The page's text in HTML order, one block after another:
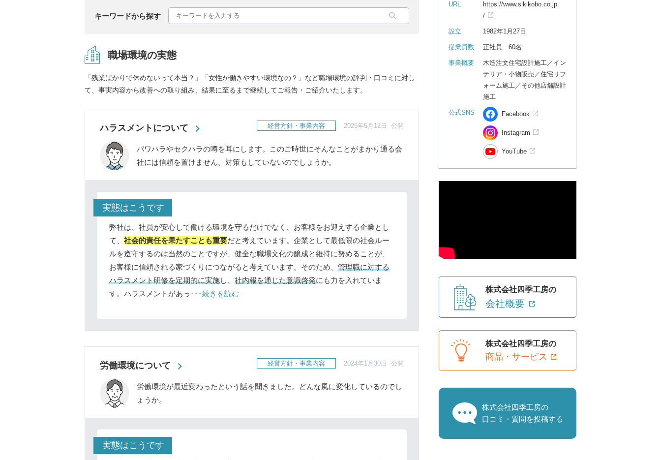
キーワードから探す
職場環境の実態
「残業ばかりで休めないって本当？」「女性が働きやすい環境なの？」など職場環境の評判・口コミに対し
て、事実内容から改善への取り組み、結果に至るまで継続してご報告・ご紹介いたします。
ハラスメントについて 経営方針・事業内容 2025年5月12日 公開
パワハラやセクハラの噂を耳にします。このご時世にそんなことがまかり通る会
社には信頼を置けません。対策もしていないのでしょうか。
実態はこうです
弊社は、社員が安心して働ける環境を守るだけでなく、お客様をお迎えする企業とし
て、 社会的責任を果たすことも重要だと考えています。企業として最低限の社会ルー
ルを遵守するのは当然のことですが、健全な職場文化の醸成と維持に努めることが、
お客様に信頼される家づくりにつながると考えています。そのため、 管理職に対する
ハラスメント研修を定期的に実施し、 社内報を通じた意識啓発にも力を入れていま
す。ハラスメントがあっ ･･･続きを読む
労働環境について 経営方針・事業内容 2024年1月30日 公開
労働環境が最近変わったという話を聞きました。どんな風に変化しているのでし
ょうか。
実態はこうです
URL
https://www.sikikobo.co.jp
/
設立 1982年1月27日
従業員数 正社員 60名
事業概要
木造注文住宅設計施工／イン
テリア・小物販売／住宅リフ
ォーム施工／その他店舗設計
施工
公式SNS Facebook
Instagram
YouTube
株式会社四季工房の
会社概要
株式会社四季工房の
商品・サービス
株式会社四季工房の
口コミ・質問を投稿する